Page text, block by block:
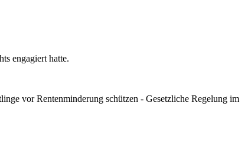
engagiert hatte.
vor Rentenminderung schützen - Gesetzliche Regelung im